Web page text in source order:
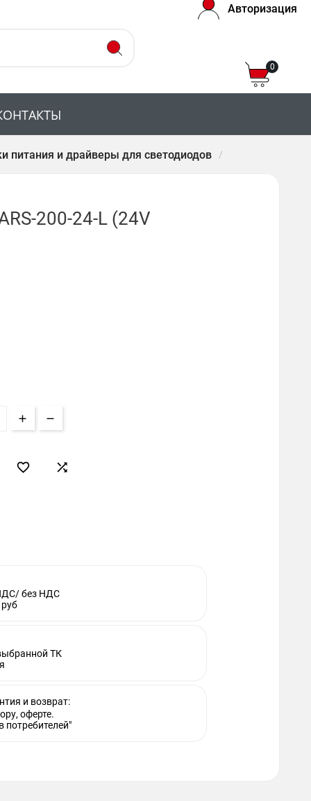
Авторизация
0
питания и драйверы для светодиодов
200-24-L (24V
 
без НДС
ТК
и возврат:
оферте.